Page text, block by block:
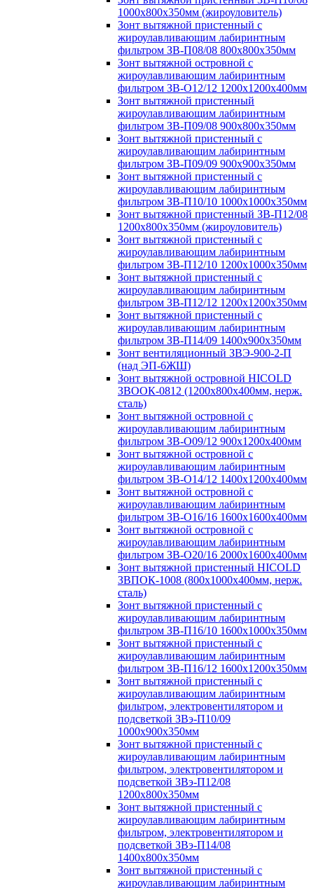
1000х800х350мм (жироуловитель)
Зонт вытяжной пристенный с
жироулавливающим лабиринтным
фильтром ЗВ-П08/08 800х800х350мм
Зонт вытяжной островной с
жироулавливающим лабиринтным
фильтром ЗВ-О12/12 1200х1200х400мм
Зонт вытяжной пристенный
жироулавливающим лабиринтным
фильтром ЗВ-П09/08 900х800х350мм
Зонт вытяжной пристенный с
жироулавливающим лабиринтным
фильтром ЗВ-П09/09 900х900х350мм
Зонт вытяжной пристенный с
жироулавливающим лабиринтным
фильтром ЗВ-П10/10 1000х1000х350мм
Зонт вытяжной пристенный ЗВ-П12/08
1200х800х350мм (жироуловитель)
Зонт вытяжной пристенный с
жироулавливающим лабиринтным
фильтром ЗВ-П12/10 1200х1000х350мм
Зонт вытяжной пристенный с
жироулавливающим лабиринтным
фильтром ЗВ-П12/12 1200х1200х350мм
Зонт вытяжной пристенный с
жироулавливающим лабиринтным
фильтром ЗВ-П14/09 1400х900х350мм
Зонт вентиляционный ЗВЭ-900-2-П
(над ЭП-6ЖШ)
Зонт вытяжной островной HICOLD
ЗВООК-0812 (1200х800x400мм, нерж.
сталь)
Зонт вытяжной островной с
жироулавливающим лабиринтным
фильтром ЗВ-О09/12 900х1200х400мм
Зонт вытяжной островной с
жироулавливающим лабиринтным
фильтром ЗВ-О14/12 1400х1200х400мм
Зонт вытяжной островной с
жироулавливающим лабиринтным
фильтром ЗВ-О16/16 1600х1600х400мм
Зонт вытяжной островной с
жироулавливающим лабиринтным
фильтром ЗВ-О20/16 2000х1600х400мм
Зонт вытяжной пристенный HICOLD
ЗВПОК-1008 (800х1000х400мм, нерж.
сталь)
Зонт вытяжной пристенный с
жироулавливающим лабиринтным
фильтром ЗВ-П16/10 1600х1000х350мм
Зонт вытяжной пристенный с
жироулавливающим лабиринтным
фильтром ЗВ-П16/12 1600х1200х350мм
Зонт вытяжной пристенный с
жироулавливающим лабиринтным
фильтром, электровентилятором и
подсветкой ЗВэ-П10/09
1000х900х350мм
Зонт вытяжной пристенный с
жироулавливающим лабиринтным
фильтром, электровентилятором и
подсветкой ЗВэ-П12/08
1200х800х350мм
Зонт вытяжной пристенный с
жироулавливающим лабиринтным
фильтром, электровентилятором и
подсветкой ЗВэ-П14/08
1400х800х350мм
Зонт вытяжной пристенный с
жироулавливающим лабиринтным